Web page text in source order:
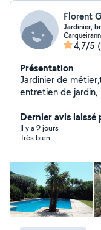
Florent
Jardinier,
4,7/5
Présentation
Jardinier de
entretien de jardin,
Dernier avis
Il y a 9 jours
Très bien